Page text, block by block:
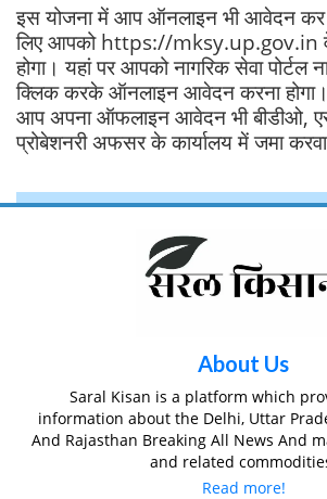
इस योजना में आप ऑनलाइन भी आवेदन
लिए आपको https://mksy.up.gov.in
होगा। यहां पर आपको नागरिक सेवा
क्लिक करके ऑनलाइन आवेदन करना
आप अपना ऑफलाइन आवेदन भी बीडीओ,
प्रोबेशनरी अफसर के कार्यालय में जमा
About Us
Saral Kisan is a platform which
information about the Delhi, Uttar
And Rajasthan Breaking All News And
and related
Read more!